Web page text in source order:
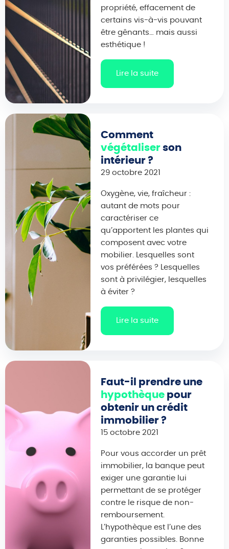
propriété, effacement de
certains vis-à-vis pouvant
être gênants… mais aussi
esthétique !
Lire la suite
Comment
végétaliserson
intérieur ?
29 octobre 2021
Oxygène, vie, fraîcheur :
autant de mots pour
caractériser ce
qu’apportent les plantes qui
composent avec votre
mobilier. Lesquelles sont
vos préférées ? Lesquelles
sont à privilégier, lesquelles
à éviter ?
Lire la suite
Faut-il prendre une
hypothèquepour
obtenir un crédit
immobilier ?
15 octobre 2021
Pour vous accorder un prêt
immobilier, la banque peut
exiger une garantie lui
permettant de se protéger
contre le risque de non-
remboursement.
L’hypothèque est l’une des
garanties possibles. Bonne